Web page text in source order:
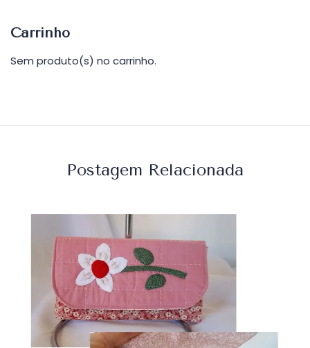
Carrinho
Sem produto(s) no carrinho.
Postagem Relacionada